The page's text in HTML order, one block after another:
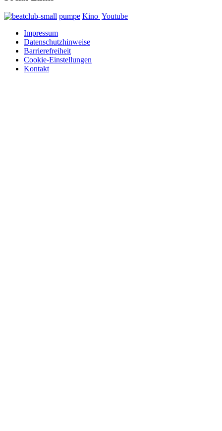
pumpe Kino Youtube
Impressum
Datenschutzhinweise
Barrierefreiheit
Cookie-Einstellungen
Kontakt